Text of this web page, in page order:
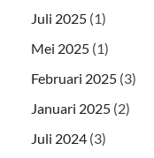
Juli 2025 (1)
Mei 2025 (1)
Februari 2025 (3)
Januari 2025 (2)
Juli 2024 (3)